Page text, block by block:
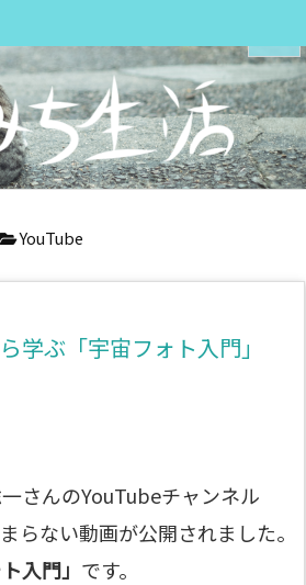
みち
メニュ
サイド
YouTube
学ぶ「宇宙フォト入門」
さんのYouTubeチャンネル
らない動画が公開されました。
入門」 です。